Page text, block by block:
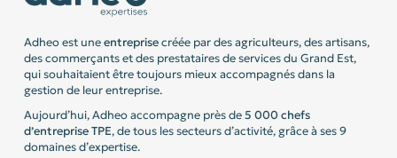
Adheo est uneentreprisecréée par des agriculteurs, des artisans,
des commerçants et des prestataires de services du Grand Est,
qui souhaitaient être toujours mieux accompagnés dans la
gestion de leur entreprise.
Aujourd’hui, Adheo accompagne près de5 000 chefs
d’entrepriseTPE, de tous les secteurs d’activité, grâce à ses 9
domaines d’expertise.